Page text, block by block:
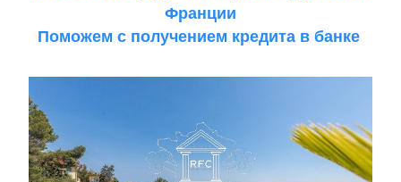
Франции
Поможем с получением кредита в банке